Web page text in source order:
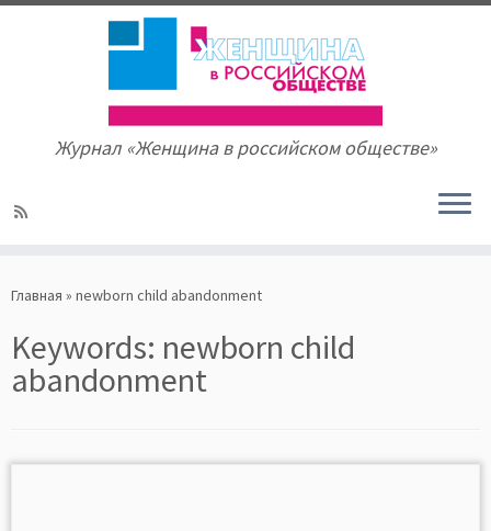
to
Журнал «Женщина в российском обществе»
Главная » newborn child abandonment
Keywords: newborn child
abandonment